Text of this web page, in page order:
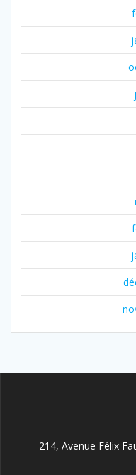
214, Avenue Félix